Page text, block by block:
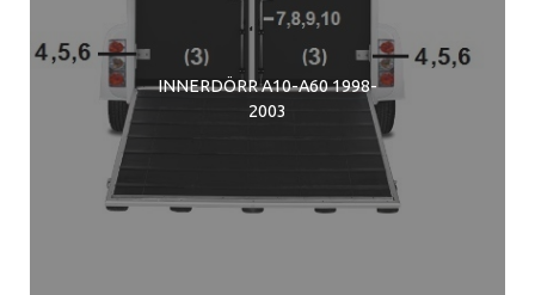
INNERDÖRR A10-A60 1998-
2003